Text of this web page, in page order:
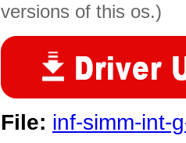
versions of this os.)
File: inf-simm-int-